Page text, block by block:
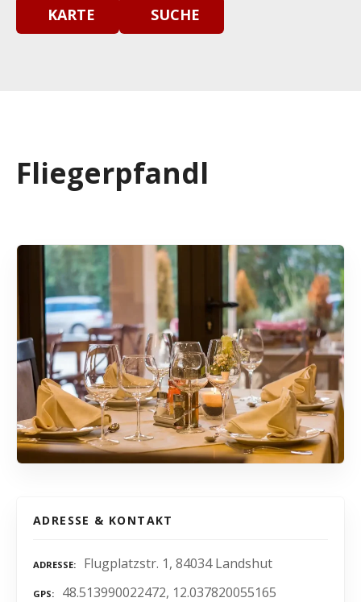
KARTE SUCHE
Fliegerpfandl
ADRESSE & KONTAKT
ADRESSE Flugplatzstr. 1, 84034 Landshut
GPS 48.513990022472, 12.037820055165